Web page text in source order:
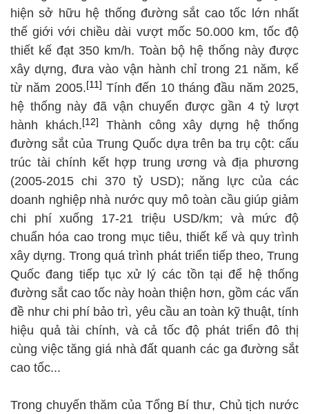
hiện sở hữu hệ thống đường sắt cao tốc lớn nhất
thế giới với chiều dài vượt mốc 50.000 km, tốc độ
thiết kế đạt 350 km/h. Toàn bộ hệ thống này được
xây dựng, đưa vào vận hành chỉ trong 21 năm, kể
từ năm 2005.[11] Tính đến 10 tháng đầu năm 2025,
hệ thống này đã vận chuyển được gần 4 tỷ lượt
hành khách.[12]
Thành công xây dựng hệ thống
đường sắt của Trung Quốc dựa trên ba trụ cột: cấu
trúc tài chính kết hợp trung ương và địa phương
(2005-2015 chi 370 tỷ USD); năng lực của các
doanh nghiệp nhà nước quy mô toàn cầu giúp giảm
chi phí xuống 17-21 triệu USD/km; và mức độ
chuẩn hóa cao trong mục tiêu, thiết kế và quy trình
xây dựng. Trong quá trình phát triển tiếp theo, Trung
Quốc đang tiếp tục xử lý các tồn tại để hệ thống
đường sắt cao tốc này hoàn thiện hơn, gồm các vấn
đề như chi phí bảo trì, yêu cầu an toàn kỹ thuật, tính
hiệu quả tài chính, và cả tốc độ phát triển đô thị
cùng việc tăng giá nhà đất quanh các ga đường sắt
cao tốc...
Trong chuyến thăm của Tổng Bí thư, Chủ tịch nước